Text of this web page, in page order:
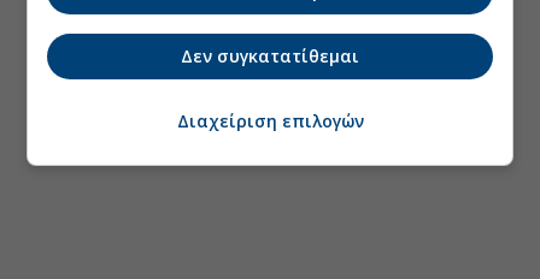
Δεν συγκατατίθεμαι
Διαχείριση επιλογών